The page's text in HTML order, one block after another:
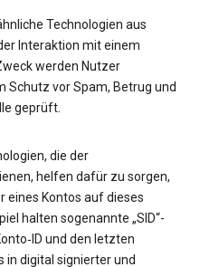
Technologien aus
Interaktion mit einem
werden Nutzer
vor Spam, Betrug und
geprüft.
die der
helfen dafür zu sorgen,
eines Kontos auf dieses
halten sogenannte „SID“-
und den letzten
digital signierter und